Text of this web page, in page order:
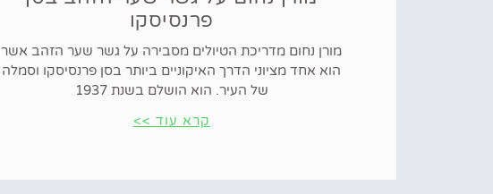
פרנסיסקו
מורן נחום מדריכת הטיולים מסבירה על גשר שער הזהב אשר
הוא אחד מציוני הדרך האיקוניים ביותר בסן פרנסיסקו וסמלה
של העיר. הוא הושלם בשנת 1937
קרא עוד >>